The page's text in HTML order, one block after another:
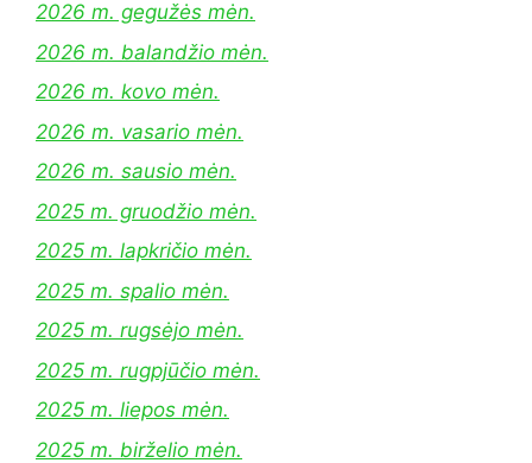
2026 m. gegužės mėn.
2026 m. balandžio mėn.
2026 m. kovo mėn.
2026 m. vasario mėn.
2026 m. sausio mėn.
2025 m. gruodžio mėn.
2025 m. lapkričio mėn.
2025 m. spalio mėn.
2025 m. rugsėjo mėn.
2025 m. rugpjūčio mėn.
2025 m. liepos mėn.
2025 m. birželio mėn.